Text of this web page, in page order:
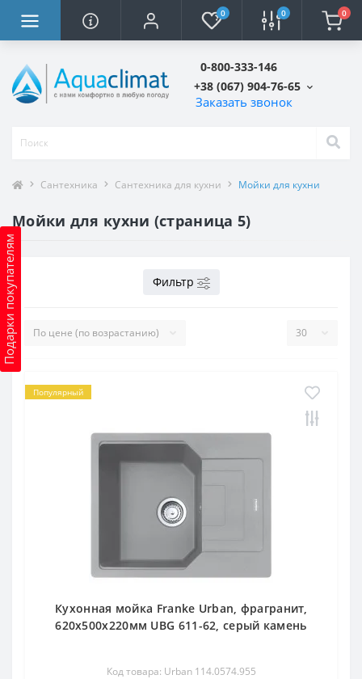
0 0 0
0-800-333-146
+38 (067) 904-76-65
Заказать звонок
Подарки покупателям
Сантехника Сантехника для кухни Мойки для кухни
Мойки для кухни (страница 5)
Фильтр
Популярный
Кухонная мойка Franke Urban, фрагранит,
620х500х220мм UBG 611-62, серый камень
Код товара: Urban 114.0574.955